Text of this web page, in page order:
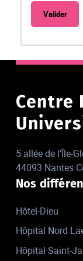
Centre
5 allée de l'Île-
44093 Nantes
Nos
Hôtel-Dieu
Hôpital Nord
Hôpital Saint-